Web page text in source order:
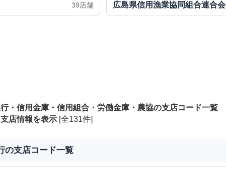
39店舗 広島県信用漁業協同組合連合会
・信用金庫・信用組合・労働金庫・農協の支店コード一覧
店情報を表示[全131件]
の支店コード一覧